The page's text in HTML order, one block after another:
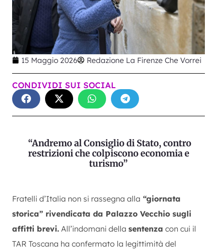
15 Maggio 2026 Redazione La Firenze Che Vorrei
CONDIVIDI SUI SOCIAL
“Andremo al Consiglio di Stato, contro
restrizioni che colpiscono economia e
turismo”
Fratelli d’Italia non si rassegna alla “giornata
storica” rivendicata da Palazzo Vecchio sugli
affitti brevi. All’indomani della sentenza con cui il
TAR Toscana ha confermato la legittimità del